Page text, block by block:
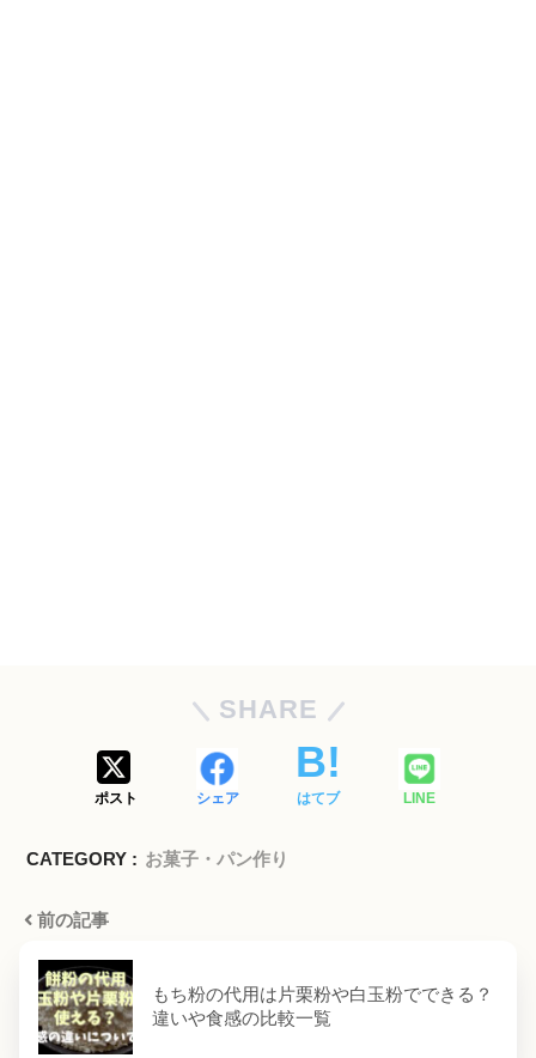
SHARE
ポスト シェア はてブ LINE
CATEGORY : お菓子・パン作り
前の記事
もち粉の代用は片栗粉や白玉粉でできる？
違いや食感の比較一覧